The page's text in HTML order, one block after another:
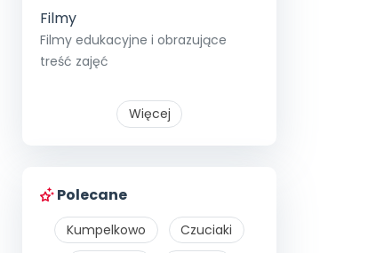
Filmy
Filmy edukacyjne i obrazujące
treść zajęć
Więcej
Polecane
Kumpelkowo
Czuciaki